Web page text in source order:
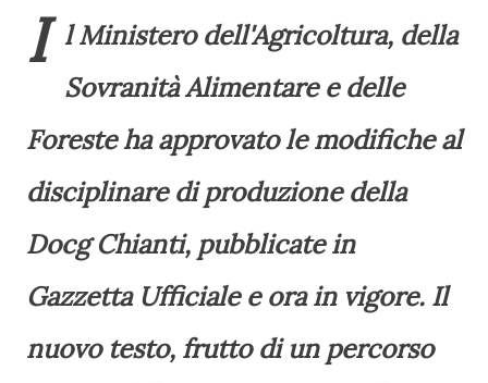
I l Ministero dell'Agricoltura, della
Sovranità Alimentare e delle
Foreste ha approvato le modifiche al
disciplinare di produzione della
Docg Chianti, pubblicate in
Gazzetta Ufficiale e ora in vigore. Il
nuovo testo, frutto di un percorso